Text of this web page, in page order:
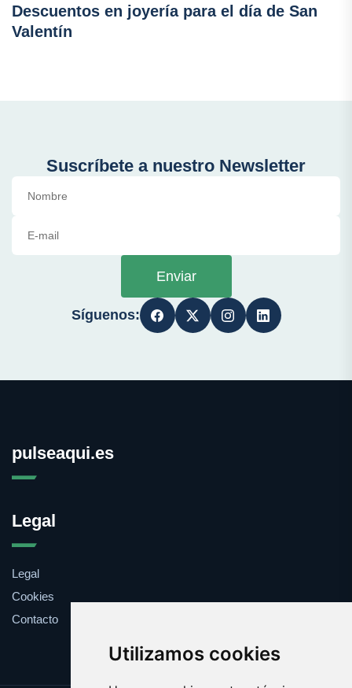
Utilizamos cookies
Descuentos en joyería para el día de San
Valentín
Suscríbete a nuestro Newsletter
Enviar
Síguenos:
pulseaqui.es
Legal
Legal
Cookies
Contacto